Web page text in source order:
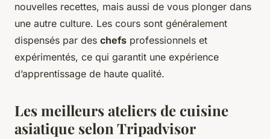
nouvelles recettes, mais aussi de vous plonger dans
une autre culture. Les cours sont généralement
dispensés par des chefs professionnels et
expérimentés, ce qui garantit une expérience
d’apprentissage de haute qualité.
Les meilleurs ateliers de cuisine
asiatique selon Tripadvisor